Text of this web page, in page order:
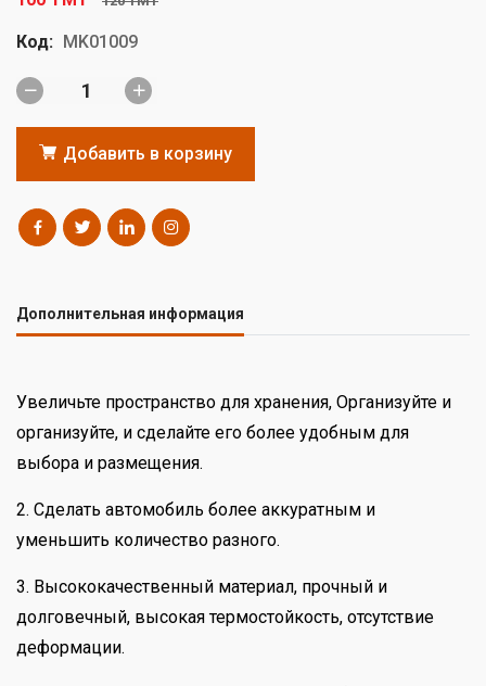
Код: MK01009
Добавить в корзину
Дополнительная информация
Увеличьте пространство для хранения, Организуйте и
организуйте, и сделайте его более удобным для
выбора и размещения.
2. Сделать автомобиль более аккуратным и
уменьшить количество разного.
3. Высококачественный материал, прочный и
долговечный, высокая термостойкость, отсутствие
деформации.